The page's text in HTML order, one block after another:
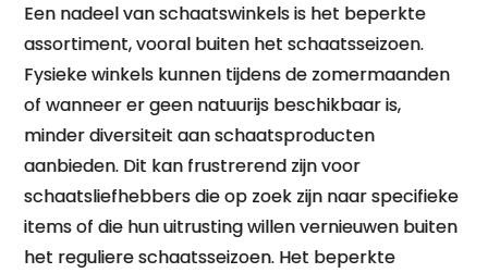
Een nadeel van schaatswinkels is het beperkte
assortiment, vooral buiten het schaatsseizoen.
Fysieke winkels kunnen tijdens de zomermaanden
of wanneer er geen natuurijs beschikbaar is,
minder diversiteit aan schaatsproducten
aanbieden. Dit kan frustrerend zijn voor
schaatsliefhebbers die op zoek zijn naar specifieke
items of die hun uitrusting willen vernieuwen buiten
het reguliere schaatsseizoen. Het beperkte